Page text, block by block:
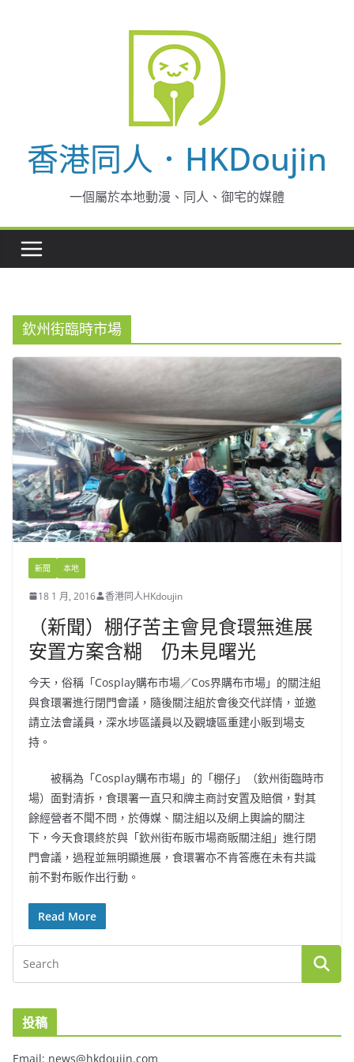
香港同人．HKDoujin
一個屬於本地動漫、同人、御宅的媒體
欽州街臨時市場
新聞 本地
18 1 月, 2016 香港同人HKdoujin
（新聞）棚仔苦主會見食環無進展
安置方案含糊 仍未見曙光
今天，俗稱「Cosplay購布市場／Cos界購布市場」的關注組
與食環署進行閉門會議，隨後關注組於會後交代詳情，並邀
請立法會議員，深水埗區議員以及觀塘區重建小販到場支
持。
被稱為「Cosplay購布市場」的「棚仔」（欽州街臨時市
場）面對清拆，食環署一直只和牌主商討安置及賠償，對其
餘經營者不聞不問，於傳媒、關注組以及網上輿論的關注
下，今天食環終於與「欽州街布販市場商販關注組」進行閉
門會議，過程並無明顯進展，食環署亦不肯答應在未有共識
前不對布販作出行動。
Read More
投稿
Email: news@hkdoujin.com